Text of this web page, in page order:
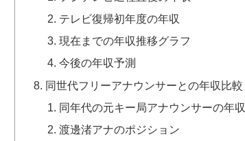
テレビ復帰初年度の年収
現在までの年収推移グラフ
今後の年収予測
同世代フリーアナウンサーとの年収比較
同年代の元キー局アナウンサーの年収
渡邊渚アナのポジション